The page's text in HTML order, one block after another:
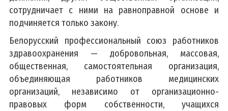
Порядок рассмотрения обращений
Электронное обращение
Вышестоящие организации
Деятельность
Обработка персональных данных
Информационно-разъяснительная работа
сотрудничает с ними на равноправной основе и
подчиняется только закону.
Белорусский профессиональный союз работников
здравоохранения — добровольная, массовая,
общественная, самостоятельная организация,
объединяющая работников медицинских
организаций, независимо от организационно-
правовых форм собственности, учащихся